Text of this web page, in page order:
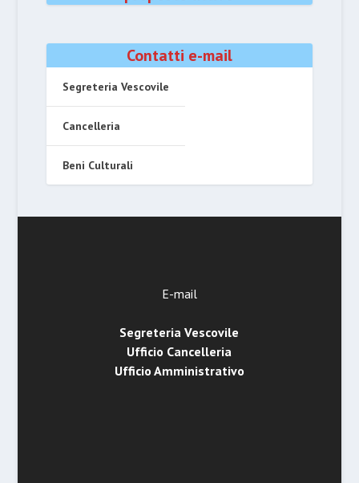
Contatti e-mail
Segreteria Vescovile
Cancelleria
Beni Culturali
E-mail
Segreteria Vescovile
Ufficio Cancelleria
Ufficio Amministrativo